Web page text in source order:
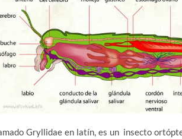
Gryllidae en latín, es un insecto